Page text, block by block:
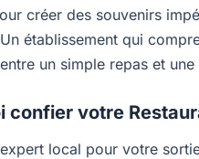
créer des souvenirs
établissement qui
un simple repas et
confier votre
local pour votre